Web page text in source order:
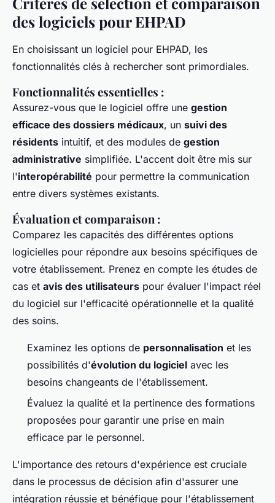
des logiciels pour EHPAD
En choisissant un logiciel pour EHPAD, les
fonctionnalités clés à rechercher sont primordiales.
Fonctionnalités essentielles :
Assurez-vous que le logiciel offre une gestion
efficace des dossiers médicaux, un suivi des
résidents intuitif, et des modules de gestion
administrative simplifiée. L'accent doit être mis sur
l'interopérabilité pour permettre la communication
entre divers systèmes existants.
Évaluation et comparaison :
Comparez les capacités des différentes options
logicielles pour répondre aux besoins spécifiques de
votre établissement. Prenez en compte les études de
cas et avis des utilisateurs pour évaluer l'impact réel
du logiciel sur l'efficacité opérationnelle et la qualité
des soins.
Examinez les options de personnalisation et les
possibilités d'évolution du logiciel avec les
besoins changeants de l'établissement.
Évaluez la qualité et la pertinence des formations
proposées pour garantir une prise en main
efficace par le personnel.
L'importance des retours d'expérience est cruciale
dans le processus de décision afin d'assurer une
intégration réussie et bénéfique pour l'établissement